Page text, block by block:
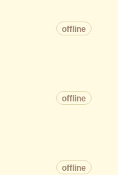
offline
offline
offline